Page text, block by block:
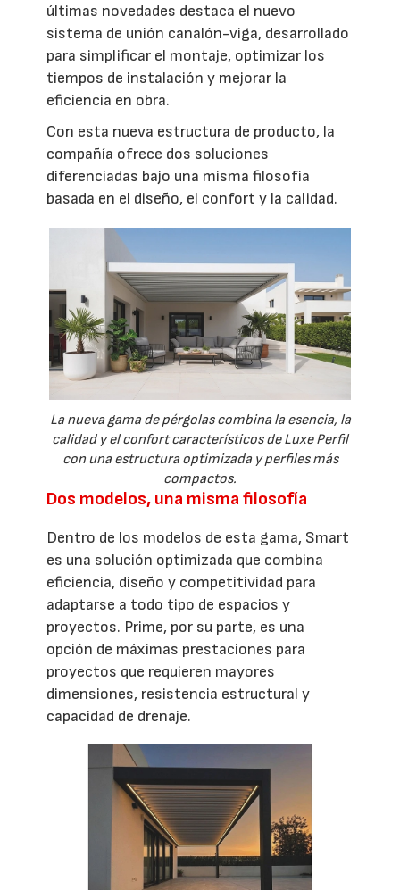
últimas novedades destaca el nuevo
sistema de unión canalón-viga, desarrollado
para simplificar el montaje, optimizar los
tiempos de instalación y mejorar la
eficiencia en obra.
Con esta nueva estructura de producto, la
compañía ofrece dos soluciones
diferenciadas bajo una misma filosofía
basada en el diseño, el confort y la calidad.
La nueva gama de pérgolas combina la esencia, la
calidad y el confort característicos de Luxe Perfil
con una estructura optimizada y perfiles más
compactos.
Dos modelos, una misma filosofía
Dentro de los modelos de esta gama, Smart
es una solución optimizada que combina
eficiencia, diseño y competitividad para
adaptarse a todo tipo de espacios y
proyectos. Prime, por su parte, es una
opción de máximas prestaciones para
proyectos que requieren mayores
dimensiones, resistencia estructural y
capacidad de drenaje.